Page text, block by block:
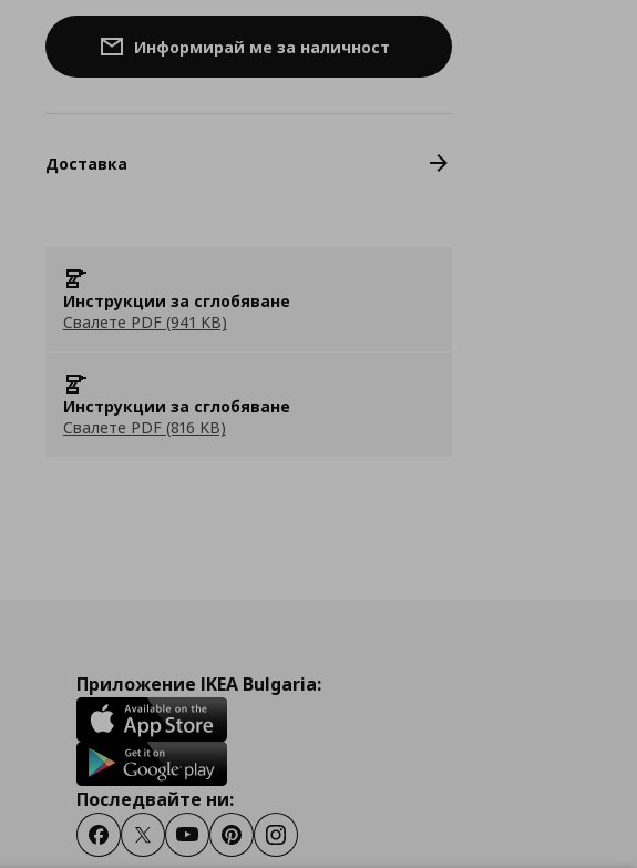
Информирай ме за наличност
Доставка
Инструкции за сглобяване
Свалете PDF (941 KB)
Инструкции за сглобяване
Свалете PDF (816 KB)
Приложение IKEA Bulgaria:
Последвайте ни:
FacebookTwitterYoutubePinterestInstagram